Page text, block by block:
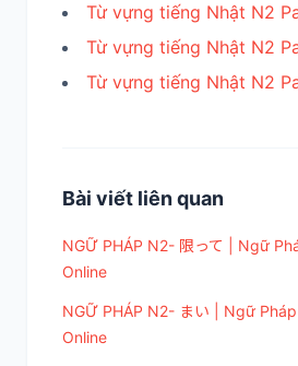
Từ vựng tiếng Nhật N2
Từ vựng tiếng Nhật N2
Từ vựng tiếng Nhật N2
Bài viết liên quan
NGỮ PHÁP N2- 限って | Ngữ
Online
NGỮ PHÁP N2- まい | Ngữ
Online